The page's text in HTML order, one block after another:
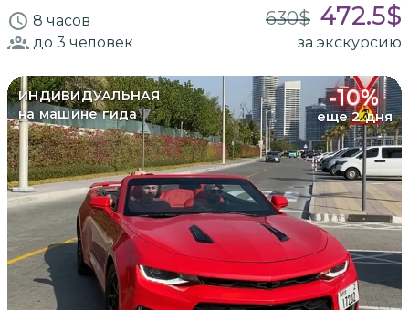
8 часов 630$ 472.5$
до 3 человек за экскурсию
ИНДИВИДУАЛЬНАЯ
на машине гида
-10%
еще 2 дня